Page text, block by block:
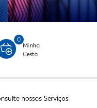
0
Minha
Cesta
nossos Serviços